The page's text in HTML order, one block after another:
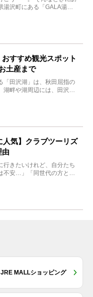
湯沢町にある「GALA湯
おすすめ観光スポット
土産まで
「田沢湖」は、秋田屈指の
湖畔や湖周辺には、田沢湖
人気】クラブツーリズ
由
行きたいけれど、自分たち
不安…」「同世代の方と気
JRE MALLショッピング